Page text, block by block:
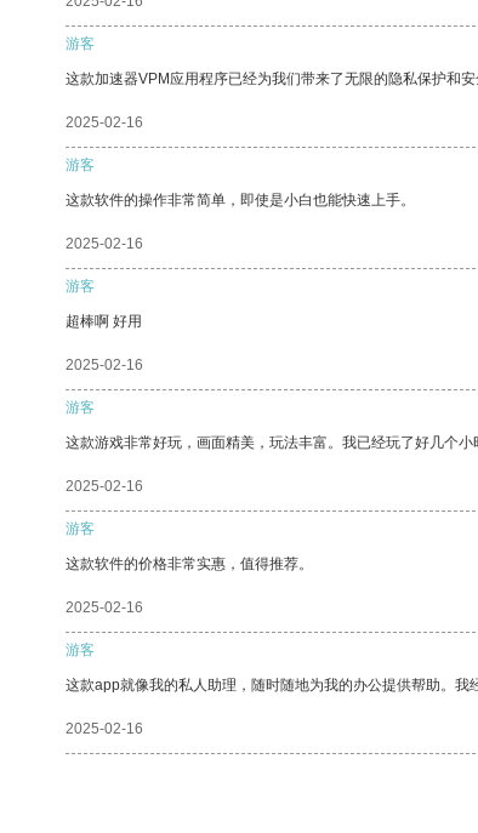
游客
这款加速器VPM应用程序已经为我们带来了无限的隐私保护和安
2025-02-16
游客
这款软件的操作非常简单，即使是小白也能快速上手。
2025-02-16
游客
超棒啊 好用
2025-02-16
游客
这款游戏非常好玩，画面精美，玩法丰富。我已经玩了好几个小
2025-02-16
游客
这款软件的价格非常实惠，值得推荐。
2025-02-16
游客
这款app就像我的私人助理，随时随地为我的办公提供帮助。我
2025-02-16